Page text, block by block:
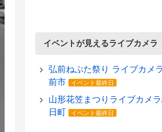
イベントが見えるライブカメラ
弘前ねぷた祭り ライブカメ
前市
イベント最終日
山形花笠まつりライブカメ
日町
イベント最終日